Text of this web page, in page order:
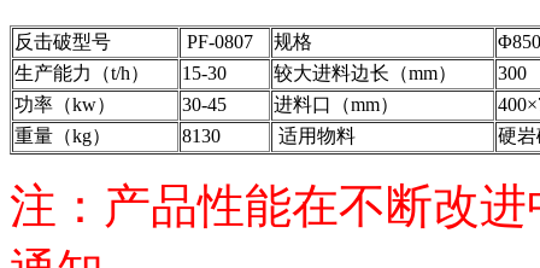
反击破型号 PF-0807 规格
生产能力（t/h）
15-30 较大进料边长（mm）
300
功率（kw）
30-45 进料口（mm）
重量（kg）
8130 适用物料 硬
注：产品性能在不断改